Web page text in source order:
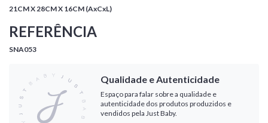
21CM X 28CM X 16CM (AxCxL)
REFERÊNCIA
SNA053
Qualidade e Autenticidade
Espaço para falar sobre a qualidade e
autenticidade dos produtos produzidos e
vendidos pela Just Baby.